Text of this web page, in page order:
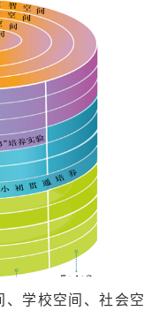
、学校空间、社会空